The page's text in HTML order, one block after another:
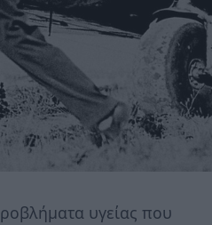
υγείας που